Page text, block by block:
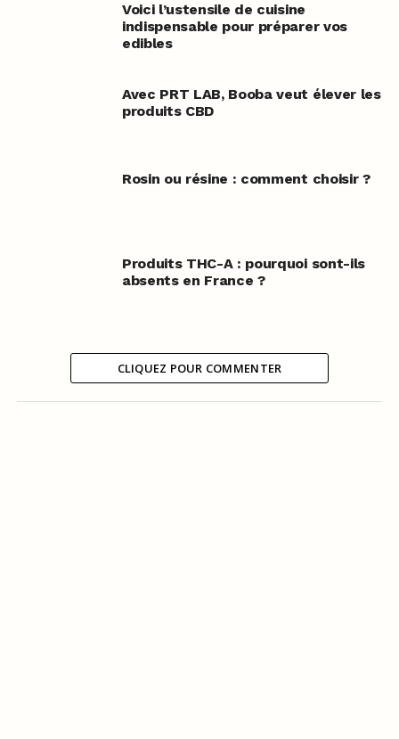
Voici l’ustensile de cuisine
indispensable pour préparer vos
edibles
Avec PRT LAB, Booba veut élever les
produits CBD
Rosin ou résine : comment choisir ?
Produits THC-A : pourquoi sont-ils
absents en France ?
CLIQUEZ POUR COMMENTER